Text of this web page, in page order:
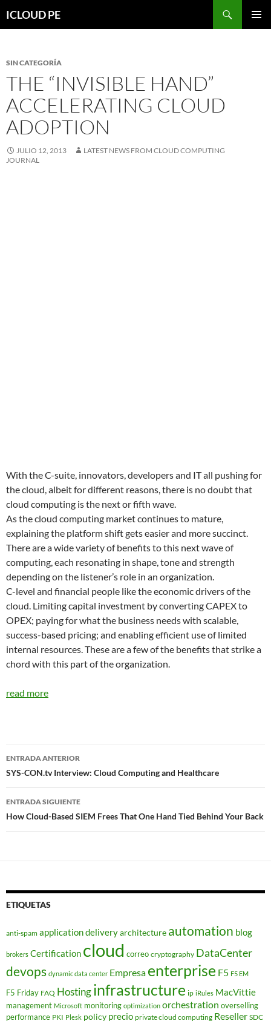
hacia
ICLOUD PE
SIN CATEGORÍA
THE “INVISIBLE HAND”
ACCELERATING CLOUD
ADOPTION
JULIO 12, 2013
LATEST NEWS FROM CLOUD COMPUTING
JOURNAL
With the C-suite, innovators, developers and IT all pushing for
the cloud, albeit for different reasons, there is no doubt that
cloud computing is the next or fifth wave.
As the cloud computing market continues to mature,
explaining the platform shift gets easier and more succinct.
There are a wide variety of benefits to this next wave of
computing, each resonating in shape, tone and strength
depending on the listener’s role in an organization.
C-level and financial people like the economic drivers of the
cloud. Limiting capital investment by converting CAPEX to
OPEX; paying for what the business needs with scalable,
success-based pricing; and enabling efficient use of limited
internal resources. These are a few of the benefits that strike a
chord with this part of the organization.
read more
Navegador
de
entradas
ENTRADA ANTERIOR
SYS-CON.tv Interview: Cloud Computing and Healthcare
ENTRADA SIGUIENTE
How Cloud-Based SIEM Frees That One Hand Tied Behind Your Back
ETIQUETAS
anti-spam application deliveryarchitecture automation blog
brokers Certification cloud correo cryptography DataCenter
devops dynamic data center Empresa enterprise F5 F5 EM
F5 Friday FAQ Hostinginfrastructure ip iRules MacVittie
management Microsoft monitoring optimization orchestration overselling
performance PKI Plesk policy precio private cloud computing Reseller SDC